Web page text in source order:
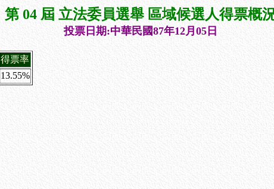
第 04 屆 立法委員選舉 區域候選人得票概
投票日期:中華民國87年12月05日
得票率
13.55%